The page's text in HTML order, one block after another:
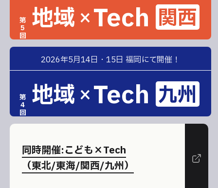
第
5
回
地域 ×Tech 関西
2026年5月14日・15日 福岡にて開催！
第
4
回
地域 ×Tech 九州
同時開催:こども×Tech
（東北/東海/関西/九州）